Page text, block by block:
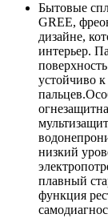
Бытовые
GREE,
дизайне,
интерьер.
устойчиво
низкий
плавный
функция